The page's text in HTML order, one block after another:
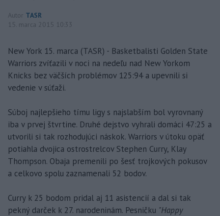
Autor TASR
15. marca 2015 10:33
New York 15. marca (TASR) - Basketbalisti Golden State
Warriors zvíťazili v noci na nedeľu nad New Yorkom
Knicks bez väčších problémov 125:94 a upevnili si
vedenie v súťaži.
Súboj najlepšieho tímu ligy s najslabším bol vyrovnaný
iba v prvej štvrtine. Druhé dejstvo vyhrali domáci 47:25 a
utvorili si tak rozhodujúci náskok. Warriors v útoku opäť
potiahla dvojica ostrostrelcov Stephen Curry, Klay
Thompson. Obaja premenili po šesť trojkových pokusov
a celkovo spolu zaznamenali 52 bodov.
Curry k 25 bodom pridal aj 11 asistencií a dal si tak
pekný darček k 27. narodeninám. Pesničku "Happy